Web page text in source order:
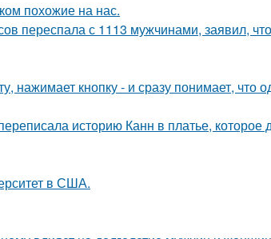
похожие на нас.
переспала с 1113 мужчинами, заявил,
нажимает кнопку - и сразу понимает, что
историю Канн в платье, которое
в США.